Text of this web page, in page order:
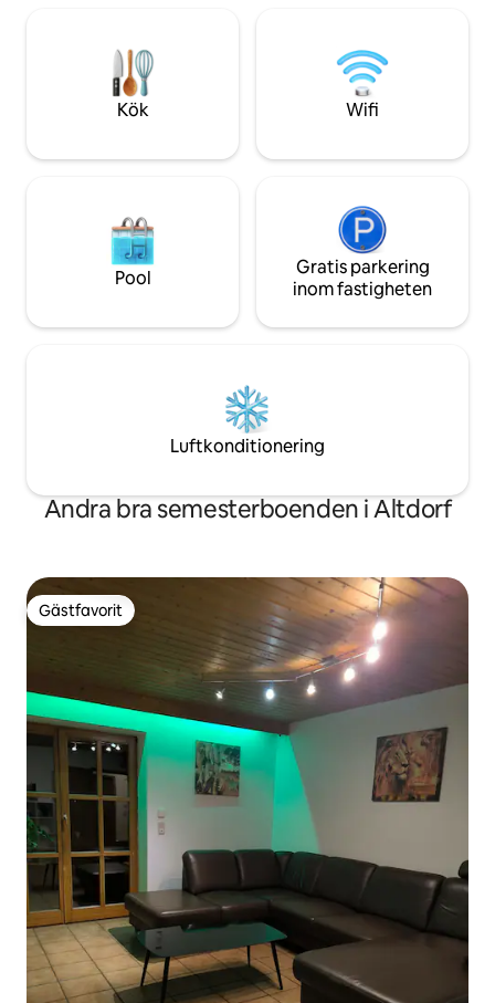
beroende på tillgänglighet och
överenskommelse → 2 sovrum och 2
stora bäddsoffor och 1 fåtöljsäng (7
Apartments –
affärsresenärer,
spelentusiaster!
Kök Wifi
Pool
Gratis parkering
inom fastigheten
Luftkonditionering
Andra bra semesterboenden i Altdorf
Gästfavorit
Gästfavorit